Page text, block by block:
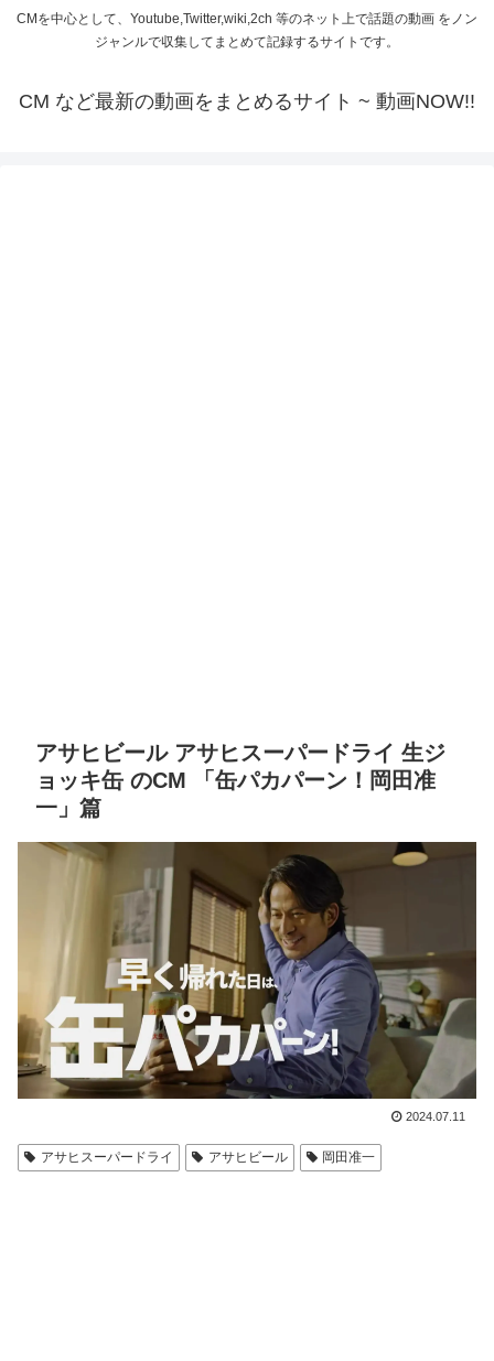
CMを中心として、Youtube,Twitter,wiki,2ch 等のネット上で話題の動画 をノン
ジャンルで収集してまとめて記録するサイトです。
CM など最新の動画をまとめるサイト ~ 動画NOW!!
アサヒビール アサヒスーパードライ 生ジ
ョッキ缶 のCM 「缶パカパーン！岡田准
一」篇
2024.07.11
アサヒスーパードライ アサヒビール 岡田准一